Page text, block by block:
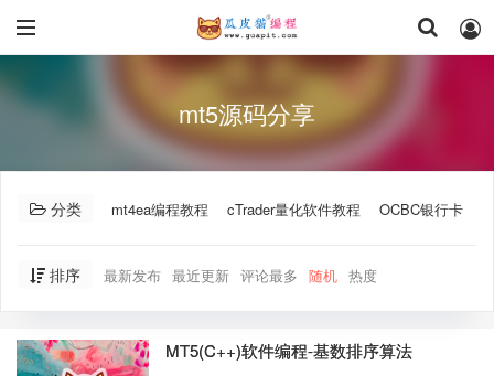
mt5源码分享
分类 mt4ea编程教程 cTrader量化软件教程 OCBC银行卡
排序 最新发布 最近更新 评论最多 随机 热度
MT5(C++)软件编程-基数排序算法